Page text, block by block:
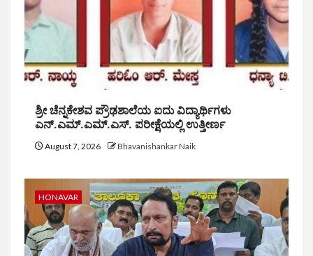
ಶ್ರೀ ಚೆನ್ನಕೇಶವ ಪ್ರೌಢಶಾಲೆಯ ಐದು ವಿದ್ಯಾರ್ಥಿಗಳು
ಎನ್.ಎಮ್.ಎಮ್.ಎಸ್. ಪರೀಕ್ಷೆಯಲ್ಲಿ ಉತ್ತೀರ್ಣ
August 7, 2026 Bhavanishankar Naik
HONAVAR